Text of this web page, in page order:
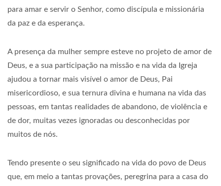
para amar e servir o Senhor, como discípula e missionária
da paz e da esperança.
A presença da mulher sempre esteve no projeto de amor de
Deus, e a sua participação na missão e na vida da Igreja
ajudou a tornar mais visível o amor de Deus, Pai
misericordioso, e sua ternura divina e humana na vida das
pessoas, em tantas realidades de abandono, de violência e
de dor, muitas vezes ignoradas ou desconhecidas por
muitos de nós.
Tendo presente o seu significado na vida do povo de Deus
que, em meio a tantas provações, peregrina para a casa do